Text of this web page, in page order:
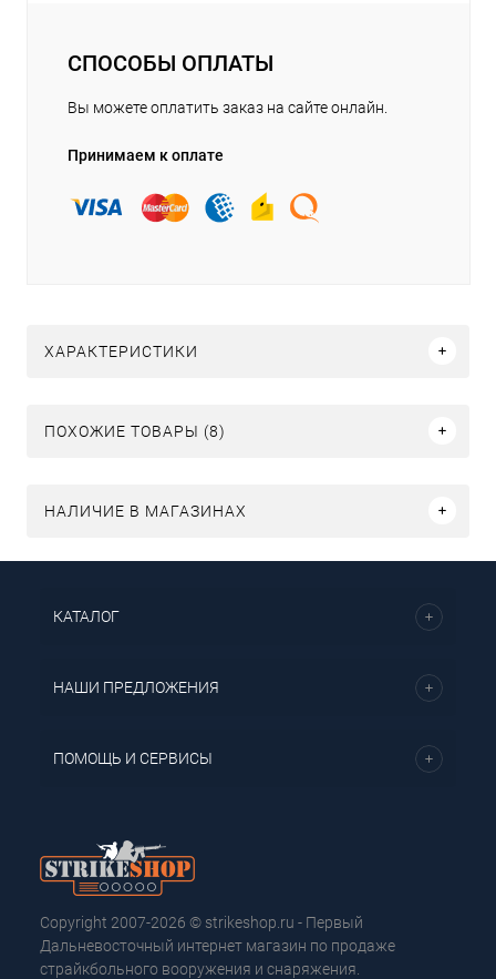
СПОСОБЫ ОПЛАТЫ
Вы можете оплатить заказ на сайте онлайн.
Принимаем к оплате
ХАРАКТЕРИСТИКИ
ПОХОЖИЕ ТОВАРЫ (8)
НАЛИЧИЕ В МАГАЗИНАХ
КАТАЛОГ
НАШИ ПРЕДЛОЖЕНИЯ
ПОМОЩЬ И СЕРВИСЫ
Copyright 2007-2026 © strikeshop.ru - Первый
Дальневосточный интернет магазин по продаже
страйкбольного вооружения и снаряжения.